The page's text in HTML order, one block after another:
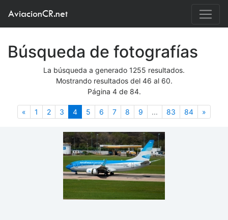
AviacionCR.net
Búsqueda de fotografías
La búsqueda a generado 1255 resultados.
Mostrando resultados del 46 al 60.
Página 4 de 84.
« Anterior
1 2 3 4(actual)
5 6 7 8 9 ... 83 84 »